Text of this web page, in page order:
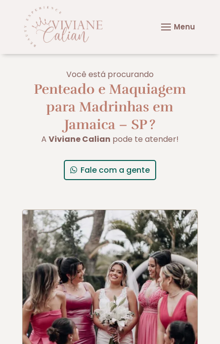
Você está procurando
Penteado e Maquiagem
para Madrinhas em
Jamaica – SP?
A Viviane Calian pode te atender!
Fale com a gente